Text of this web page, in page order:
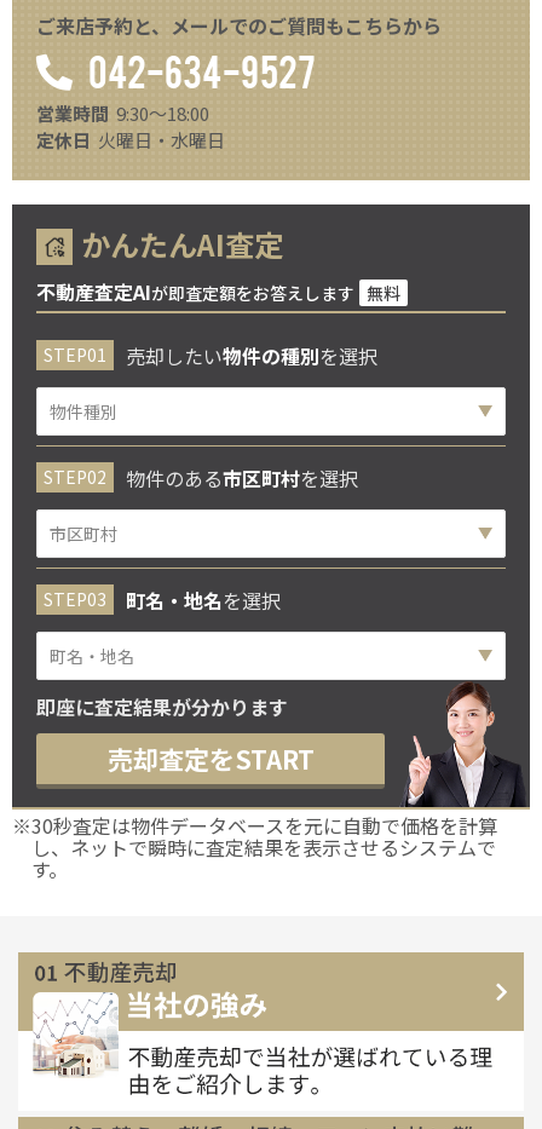
ご来店予約と、メールでのご質問もこちらから
042-634-9527
営業時間 9:30～18:00
定休日 火曜日・水曜日
かんたんAI査定
不動産査定AIが即査定額をお答えします 無料
売却したい物件の種別を選択
物件のある市区町村を選択
町名・地名を選択
即座に査定結果が分かります
売却査定をSTART
※30秒査定は物件データベースを元に自動で価格を計算
し、ネットで瞬時に査定結果を表示させるシステムで
す。